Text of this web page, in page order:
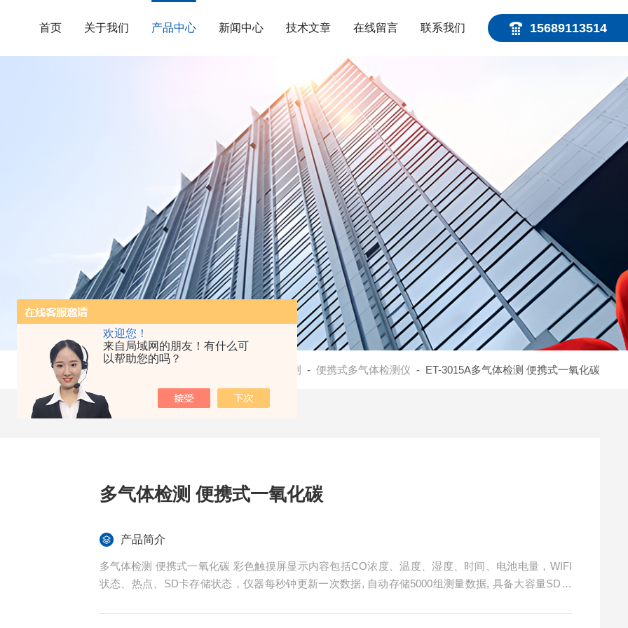
欢迎您！
来自局域网的朋友！有什么可
以帮助您的吗？
15689113514
首页 关于我们 产品中心 新闻中心 技术文章 在线留言 联系我们
环境监测 - 便携式多气体检测仪 - ET-3015A多气体检测 便携式一氧化碳
多气体检测 便携式一氧化碳
产品简介
多气体检测 便携式一氧化碳 彩色触摸屏显示内容包括CO浓度、温度、湿度、时间、电池电量，WIFI
状态、热点、SD卡存储状态，仪器每秒钟更新一次数据, 自动存储5000组测量数据, 具备大容量SD卡